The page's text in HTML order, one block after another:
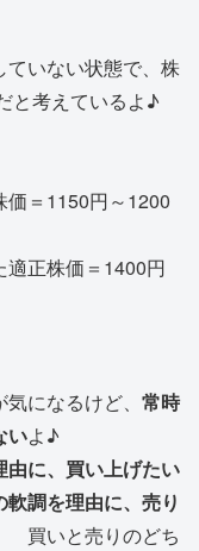
ていない状態で、株
と考えているよ♪
＝1150円～1200
正株価＝1400円
になるけど、 常時
いよ♪
由に、買い上げたい
軟調を理由に、売り
買いと売りのどち